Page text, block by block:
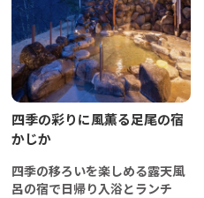
四季の彩りに風薫る足尾の宿
かじか
四季の移ろいを楽しめる露天風
呂の宿で日帰り入浴とランチ